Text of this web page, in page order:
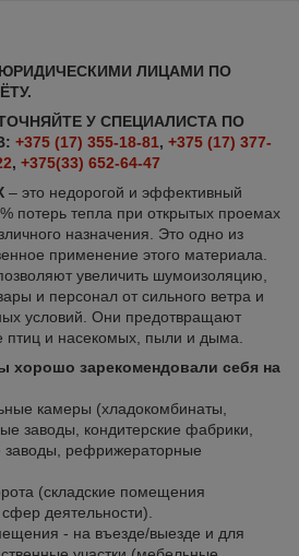
ЛИЦАМИ ПО
У СПЕЦИАЛИСТА ПО
+375 (17) 355-18-81, +375 (17) 377-
, +375(33) 652-64-47
– это недорогой и эффективный
потерь тепла при открытых проемах
назначения. Это одно из
применение этого материала.
увеличить шумоизоляцию,
и персонал от сильного ветра и
условий. Они предотвращают
и насекомых, пыли и дыма.
хорошо зарекомендовали себя на
камеры (хладокомбинаты,
заводы, кондитерские фабрики,
рефрижераторные
(складские помещения
деятельности).
- на въезде/выезде и для